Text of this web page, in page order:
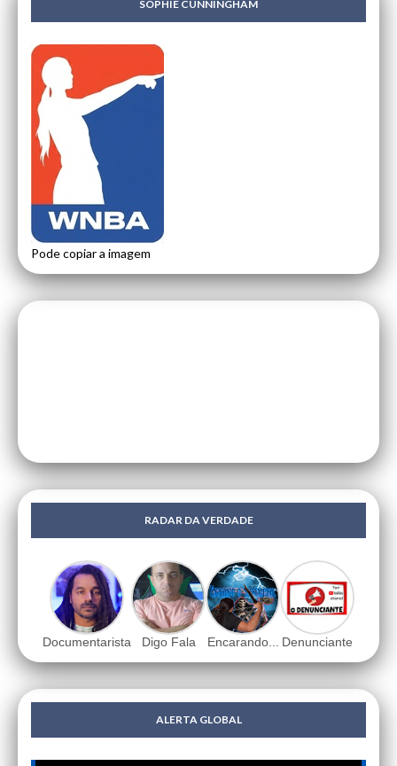
SOPHIE CUNNINGHAM
Pode copiar a imagem
RADAR DA VERDADE
Documentarista Digo Fala Encarando... Denunciante
ALERTA GLOBAL